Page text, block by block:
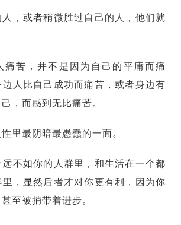
，或者稍微胜过自己的人，他们就
痛苦，并不是因为自己的平庸而痛
人比自己成功而痛苦，或者身边有
，而感到无比痛苦。
里最阴暗最愚蠢的一面。
不如你的人群里，和生活在一个都
里，显然后者才对你更有利，因为你
至被捎带着进步。